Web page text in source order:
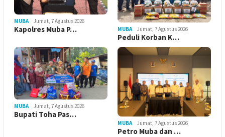
MUBA Jumat, 7 Agustus 2026
Kapolres Muba P… MUBA Jumat, 7 Agustus 2026
Peduli Korban K…
MUBA Jumat, 7 Agustus 2026
Bupati Toha Pas…
MUBA Jumat, 7 Agustus 2026
Petro Muba dan …